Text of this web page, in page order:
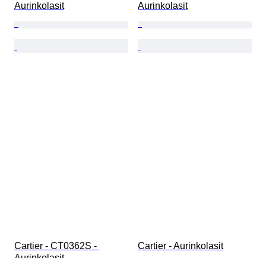
Aurinkolasit
Aurinkolasit
Cartier - CT0362S -
Cartier - Aurinkolasit